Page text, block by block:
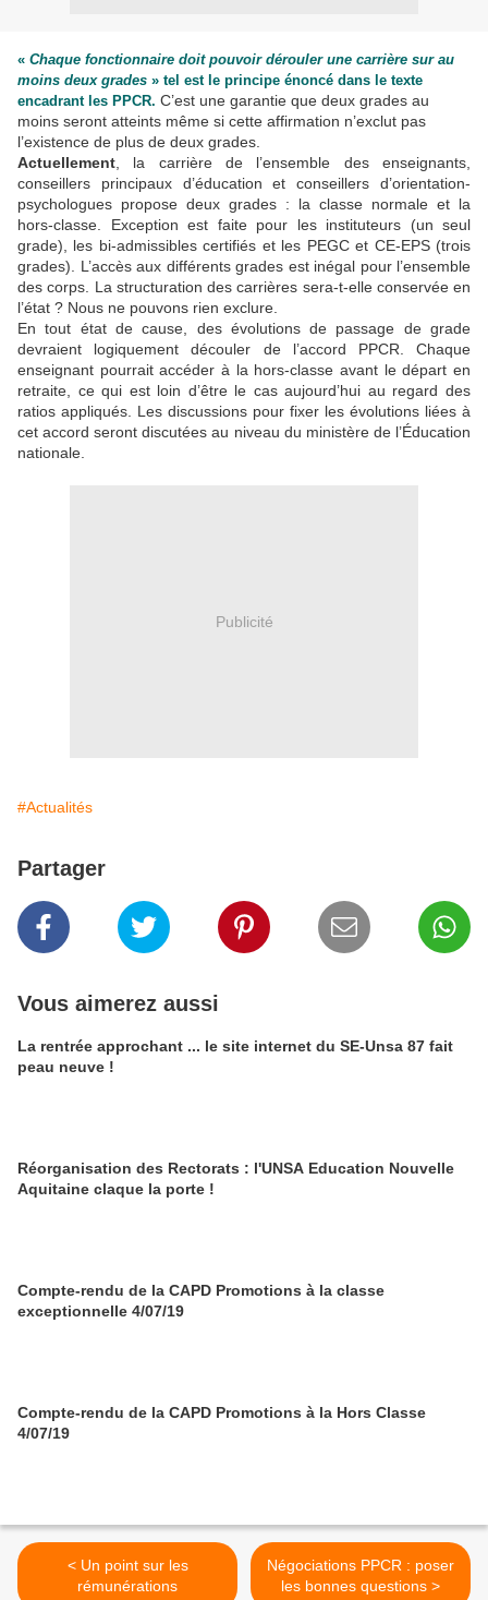
« Chaque fonctionnaire doit pouvoir dérouler une carrière sur au
moins deux grades » tel est le principe énoncé dans le texte
encadrant les PPCR. C’est une garantie que deux grades au
moins seront atteints même si cette affirmation n’exclut pas
l’existence de plus de deux grades.
Actuellement , la carrière de l’ensemble des enseignants,
conseillers principaux d’éducation et conseillers d’orientation-
psychologues propose deux grades : la classe normale et la
hors-classe. Exception est faite pour les instituteurs (un seul
grade), les bi-admissibles certifiés et les PEGC et CE-EPS (trois
grades). L’accès aux différents grades est inégal pour l’ensemble
des corps. La structuration des carrières sera-t-elle conservée en
l’état ? Nous ne pouvons rien exclure.
En tout état de cause, des évolutions de passage de grade
devraient logiquement découler de l’accord PPCR. Chaque
enseignant pourrait accéder à la hors-classe avant le départ en
retraite, ce qui est loin d’être le cas aujourd’hui au regard des
ratios appliqués. Les discussions pour fixer les évolutions liées à
cet accord seront discutées au niveau du ministère de l’Éducation
nationale.
Publicité
#Actualités
Partager
Vous aimerez aussi
La rentrée approchant ... le site internet du SE-Unsa 87 fait
peau neuve !
Réorganisation des Rectorats : l'UNSA Education Nouvelle
Aquitaine claque la porte !
Compte-rendu de la CAPD Promotions à la classe
exceptionnelle 4/07/19
Compte-rendu de la CAPD Promotions à la Hors Classe
4/07/19
< Un point sur les
rémunérations
Négociations PPCR : poser
les bonnes questions >